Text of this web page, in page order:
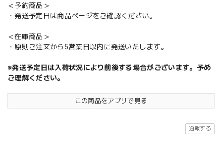
＜予約商品＞
・発送予定日は商品ページをご確認ください。
＜在庫商品＞
・原則ご注文から5営業日以内に発送いたします。
※発送予定日は入荷状況により前後する場合がございます。予め
ご理解ください。
この商品をアプリで見る
通報する